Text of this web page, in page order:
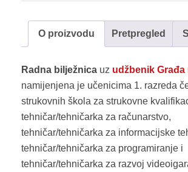
O proizvodu Pretpregled
Radna bilježnica uz udžbenik Građa
namijenjena je učenicima 1. razreda
strukovnih škola za strukovne
tehničar/tehničarka za računarstvo,
tehničar/tehničarka za informacijske
tehničar/tehničarka za programiranje i
tehničar/tehničarka za razvoj